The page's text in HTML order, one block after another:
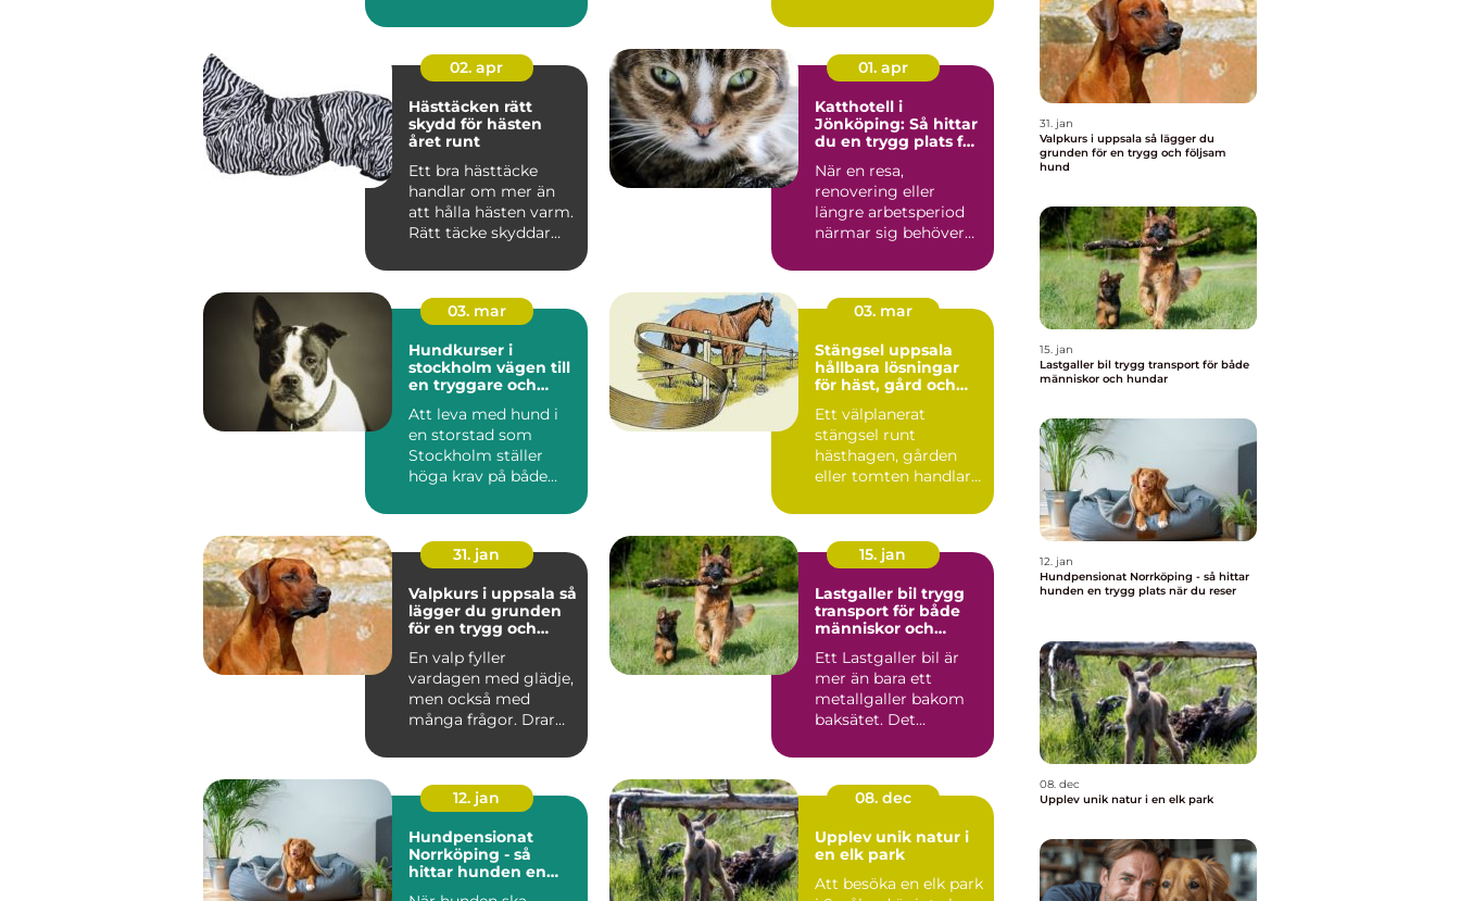
02. apr
Hästtäcken rätt
skydd för hästen
året runt
Ett bra hästtäcke
handlar om mer än
att hålla hästen varm.
Rätt täcke skyddar
oc...
01. apr
Katthotell i
Jönköping: Så hittar
du en trygg plats för
När en resa,
renovering eller
längre arbetsperiod
närmar sig behöver
03. mar
Hundkurser i
stockholm vägen till
en tryggare och
Att leva med hund i
en storstad som
Stockholm ställer
höga krav på både
Tunnelban...
03. mar
Stängsel uppsala
hållbara lösningar
för häst, gård och
Ett välplanerat
stängsel runt
hästhagen, gården
eller tomten handlar
markera en g...
31. jan
Valpkurs i uppsala så
lägger du grunden
för en trygg och
En valp fyller
vardagen med glädje,
men också med
många frågor. Drar
den bara...
15. jan
Lastgaller bil trygg
transport för både
människor och
Ett Lastgaller bil är
mer än bara ett
metallgaller bakom
baksätet. Det
säkerhe...
12. jan
Hundpensionat
Norrköping - så
hittar hunden en
08. dec
Upplev unik natur i
en elk park
Att besöka en elk park
31. jan
Valpkurs i uppsala så lägger du
grunden för en trygg och följsam
hund
15. jan
Lastgaller bil trygg transport för både
människor och hundar
12. jan
Hundpensionat Norrköping - så hittar
hunden en trygg plats när du reser
08. dec
Upplev unik natur i en elk park